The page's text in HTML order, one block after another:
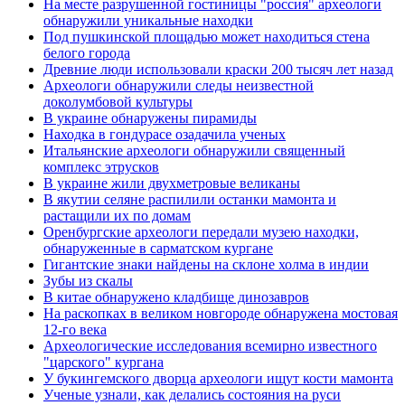
На месте разрушенной гостиницы "россия" археологи
обнаружили уникальные находки
Под пушкинской площадью может находиться стена
белого города
Древние люди использовали краски 200 тысяч лет назад
Археологи обнаружили следы неизвестной
доколумбовой культуры
В украине обнаружены пирамиды
Находка в гондурасе озадачила ученых
Итальянские археологи обнаружили священный
комплекс этрусков
В украине жили двухметровые великаны
В якутии селяне распилили останки мамонта и
растащили их по домам
Оренбургские археологи передали музею находки,
обнаруженные в сарматском кургане
Гигантские знаки найдены на склоне холма в индии
Зубы из скалы
В китае обнаружено кладбище динозавров
На раскопках в великом новгороде обнаружена мостовая
12-го века
Археологические исследования всемирно известного
"царского" кургана
У букингемского дворца археологи ищут кости мамонта
Ученые узнали, как делались состояния на руси